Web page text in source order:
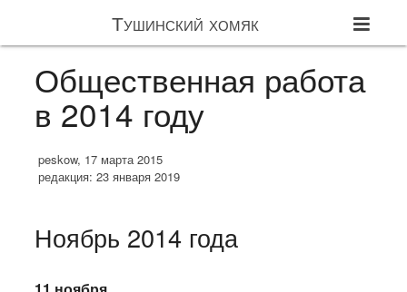
Тушинский хомяк
Общественная работа
в 2014 году
peskow, 17 марта 2015
редакция: 23 января 2019
Ноябрь 2014 года